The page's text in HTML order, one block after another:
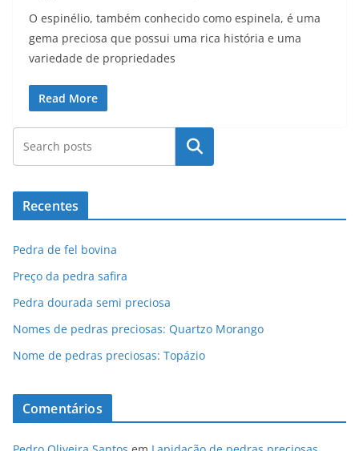
O espinélio, também conhecido como espinela, é uma
gema preciosa que possui uma rica história e uma
variedade de propriedades
Read More
Pesquisar
Recentes
Pedra de fel bovina
Preço da pedra safira
Pedra dourada semi preciosa
Nomes de pedras preciosas: Quartzo Morango
Nome de pedras preciosas: Topázio
Comentários